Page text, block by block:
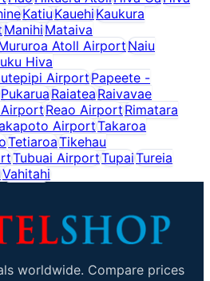
KatiuKauehiKaukura
ManihiMataiva
Atoll AirportNaiu
Hiva
AirportPapeete -
PukaruaRaiateaRaivavae
Reao AirportRimatara
AirportTakaroa
TetiaroaTikehau
Tubuai AirportTupaiTureia
Vahitahi
worldwide. Compare prices